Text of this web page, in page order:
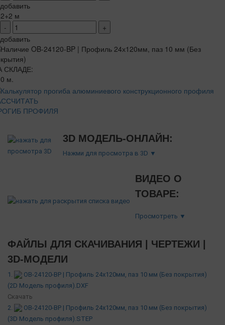
добавить
м
-
+
добавить
СКЛАДЕ:
м.
ПРОФИЛЯ
3D МОДЕЛЬ-ОНЛАЙН:
Нажми для просмотра в 3D ▼
ВИДЕО О
ТОВАРЕ:
Просмотреть ▼
ФАЙЛЫ ДЛЯ СКАЧИВАНИЯ | ЧЕРТЕЖИ |
3D-МОДЕЛИ
1.
OB-24120-BP | Профиль 24х120мм, паз 10 мм (Без покрытия)
(2D Модель профиля).DXF
Скачать
2.
OB-24120-BP | Профиль 24х120мм, паз 10 мм (Без покрытия)
(3D Модель профиля).STEP